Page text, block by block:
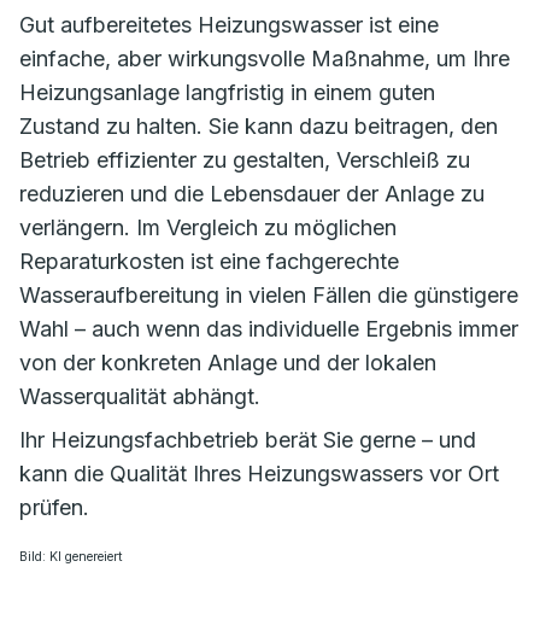
Gut aufbereitetes Heizungswasser ist eine
einfache, aber wirkungsvolle Maßnahme, um Ihre
Heizungsanlage langfristig in einem guten
Zustand zu halten. Sie kann dazu beitragen, den
Betrieb effizienter zu gestalten, Verschleiß zu
reduzieren und die Lebensdauer der Anlage zu
verlängern. Im Vergleich zu möglichen
Reparaturkosten ist eine fachgerechte
Wasseraufbereitung in vielen Fällen die günstigere
Wahl – auch wenn das individuelle Ergebnis immer
von der konkreten Anlage und der lokalen
Wasserqualität abhängt.
Ihr Heizungsfachbetrieb berät Sie gerne – und
kann die Qualität Ihres Heizungswassers vor Ort
prüfen.
Bild: KI genereiert